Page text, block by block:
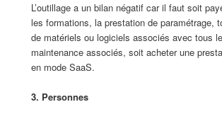
L’outillage a un bilan négatif car il faut soit
les formations, la prestation de paramétrage,
de matériels ou logiciels associés avec tous
maintenance associés, soit acheter une
en mode SaaS.
3. Personnes